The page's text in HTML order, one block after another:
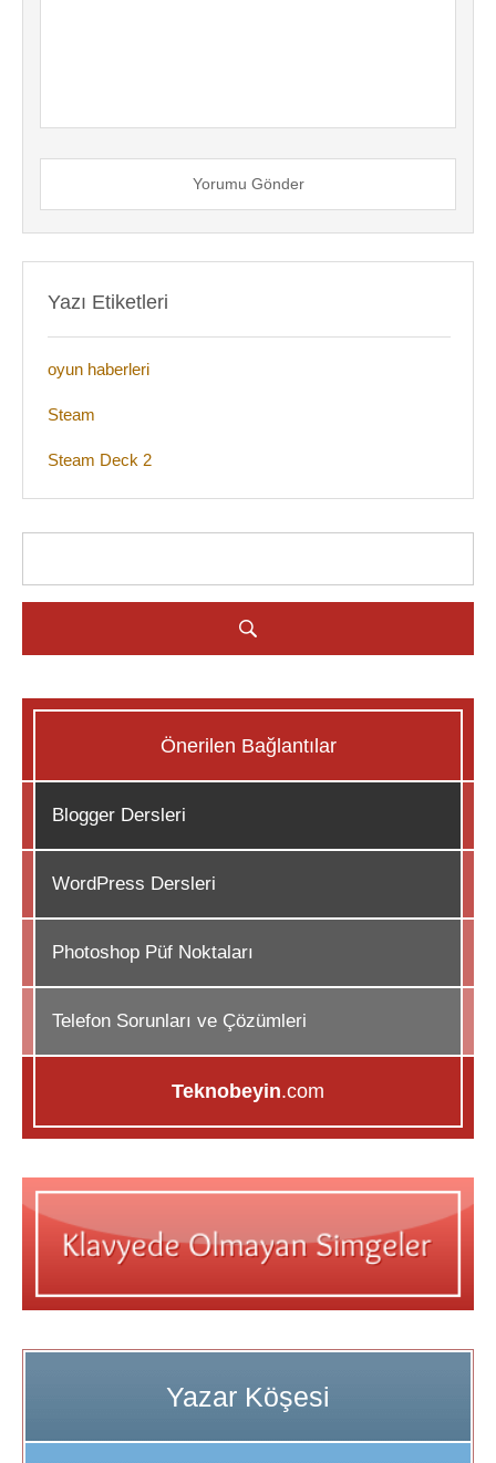
Yorumu Gönder
Yazı Etiketleri
oyun haberleri
Steam
Steam Deck 2
Önerilen Bağlantılar
Blogger Dersleri
WordPress Dersleri
Photoshop Püf Noktaları
Telefon Sorunları ve Çözümleri
Teknobeyin.com